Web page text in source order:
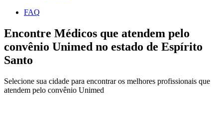
FAQ
Encontre Médicos que atendem pelo
convênio Unimed no estado de Espírito
Santo
Selecione sua cidade para encontrar os melhores profissionais que
atendem pelo convênio Unimed